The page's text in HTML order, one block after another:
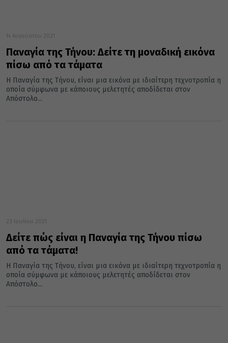
14 Αυγούστου 2021
Παναγία της Τήνου: Δείτε τη μοναδική εικόνα
πίσω από τα τάματα
Η Παναγία της Τήνου, είναι μια εικόνα με ιδιαίτερη τεχνοτροπία η
οποία σύμφωνα με κάποιους μελετητές αποδίδεται στον
Απόστολο...
23 Ιουλίου 2021
Δείτε πώς είναι η Παναγία της Τήνου πίσω
από τα τάματα!
Η Παναγία της Τήνου, είναι μια εικόνα με ιδιαίτερη τεχνοτροπία η
οποία σύμφωνα με κάποιους μελετητές αποδίδεται στον
Απόστολο...